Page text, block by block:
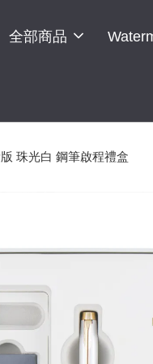
全部商品
版 珠光白 鋼筆啟程禮盒